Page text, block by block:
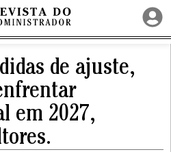
de ajuste,
em 2027,